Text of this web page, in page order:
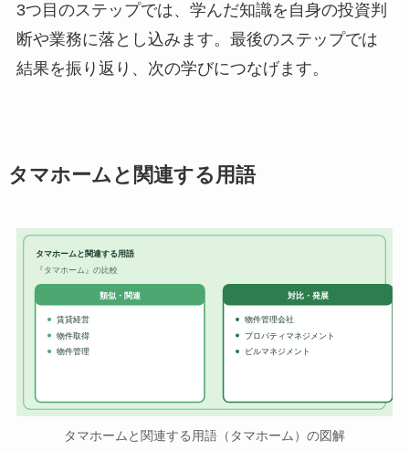
3つ目のステップでは、学んだ知識を自身の投資判
断や業務に落とし込みます。最後のステップでは
結果を振り返り、次の学びにつなげます。
タマホームと関連する用語
タマホームと関連する用語
『タマホーム』の比較
類似・関連
賃貸経営
物件取得
物件管理
対比・発展
物件管理会社
プロパティマネジメント
ビルマネジメント
タマホームと関連する用語（タマホーム）の図解